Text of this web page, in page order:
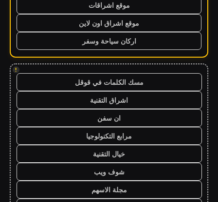
موقع اشراقات
موقع اشراق اون لاين
اركان سياحة وسفر
!
مسك الكلمات في قوقل
اشراق التقنية
ان سفن
مرابع التكنولوجيا
خيال التقنية
شوف ويب
مجلة الاسهم